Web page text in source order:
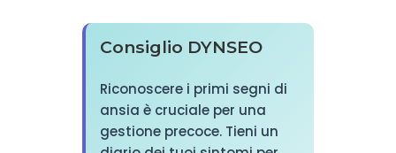
Consiglio DYNSEO
Riconoscere i primi segni di
ansia è cruciale per una
gestione precoce. Tieni un